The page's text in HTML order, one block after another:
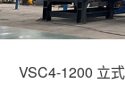
VSC4-1200 立